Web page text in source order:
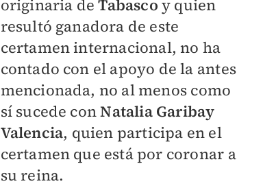
originaria deTabasco y quien
resultó ganadora de este
certamen internacional, no ha
contado con el apoyo de la antes
mencionada, no al menos como
sí sucede conNatalia Garibay
Valencia, quien participa en el
certamen que está por coronar a
su reina.